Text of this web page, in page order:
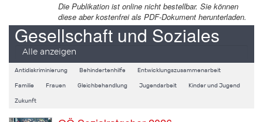
Die Publikation ist online nicht bestellbar. Sie können
diese aber kostenfrei als PDF-Dokument herunterladen.
Gesellschaft und Soziales
Alle anzeigen
Antidiskriminierung Behindertenhilfe Entwicklungszusammenarbeit
Familie Frauen Gleichbehandlung Jugendarbeit Kinder und Jugend
Zukunft